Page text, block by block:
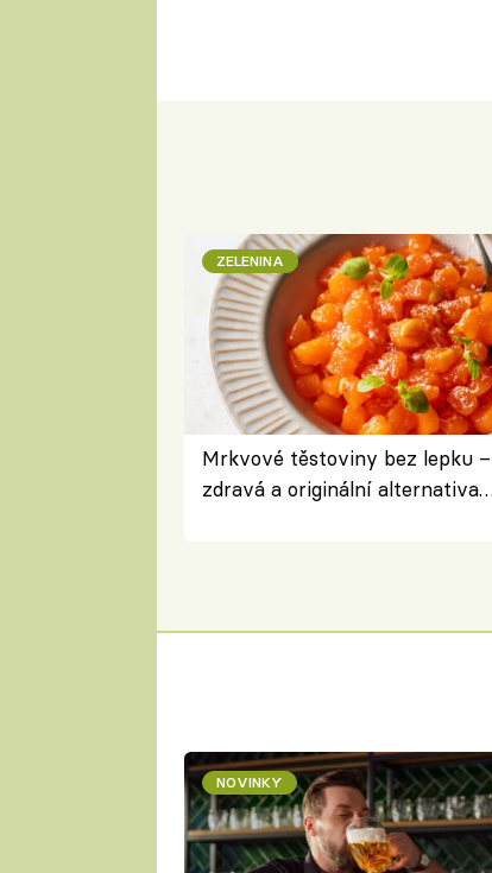
ZELENINA
Mrkvové těstoviny bez lepku –
zdravá a originální alternativa
NOVINKY